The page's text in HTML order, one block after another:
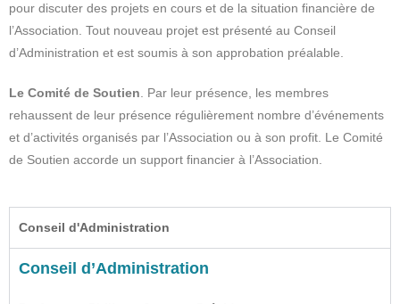
pour discuter des projets en cours et de la situation financière de
l’Association. Tout nouveau projet est présenté au Conseil
d’Administration et est soumis à son approbation préalable.
Le Comité de Soutien . Par leur présence, les membres
rehaussent de leur présence régulièrement nombre d’événements
et d’activités organisés par l’Association ou à son profit. Le Comité
de Soutien accorde un support financier à l’Association.
Conseil d'Administration
Conseil d’Administration